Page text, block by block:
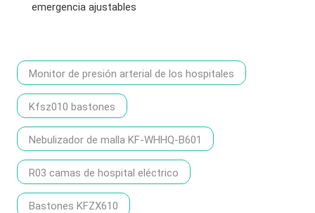
emergencia ajustables
Monitor de presión arterial de los hospitales
Kfsz010 bastones
Nebulizador de malla KF-WHHQ-B601
R03 camas de hospital eléctrico
Bastones KFZX610